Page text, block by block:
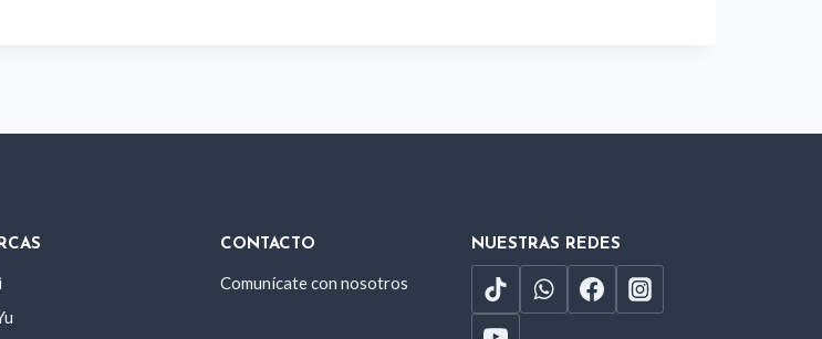
CONTACTO
Comunícate con nosotros
NUESTRAS REDES